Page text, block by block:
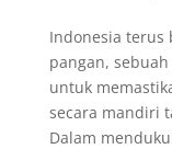
Indonesia terus
pangan,
untuk
secara mandiri
Dalam